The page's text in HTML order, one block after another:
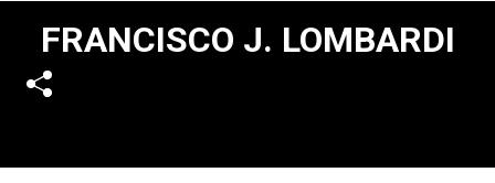
FRANCISCO J. LOMBARDI